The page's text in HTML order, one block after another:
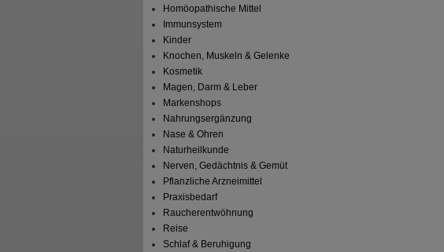
Homöopathische Mittel
Immunsystem
Kinder
Knochen, Muskeln & Gelenke
Kosmetik
Magen, Darm & Leber
Markenshops
Nahrungsergänzung
Nase & Ohren
Naturheilkunde
Nerven, Gedächtnis & Gemüt
Pflanzliche Arzneimittel
Praxisbedarf
Raucherentwöhnung
Reise
Schlaf & Beruhigung